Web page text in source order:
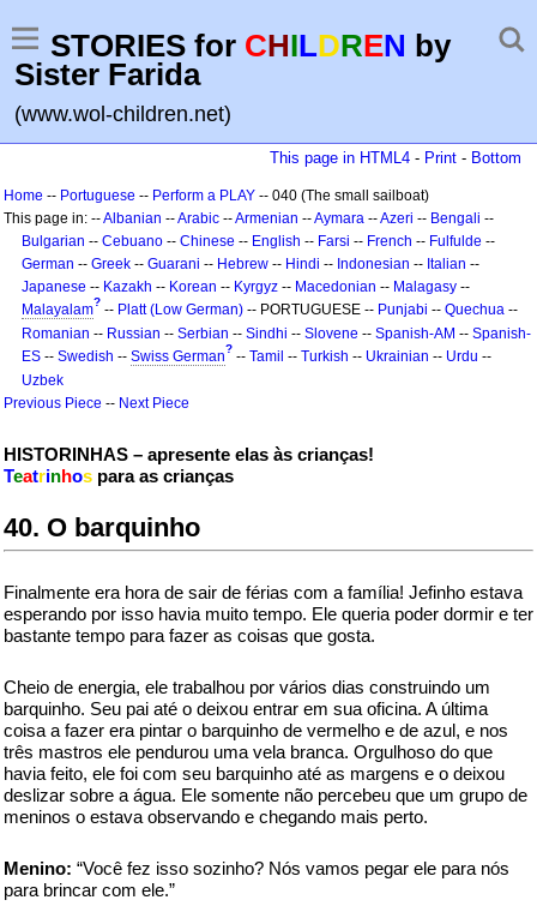
STORIES for CHILDREN by
Sister Farida
(www.wol-children.net)
This page in HTML4 - Print - Bottom
Home -- Portuguese -- Perform a PLAY -- 040 (The small sailboat)
This page in: --Albanian --Arabic --Armenian --Aymara --Azeri -- Bengali --
Bulgarian -- Cebuano -- Chinese -- English -- Farsi -- French -- Fulfulde --
German -- Greek -- Guarani -- Hebrew -- Hindi -- Indonesian -- Italian --
Japanese -- Kazakh -- Korean -- Kyrgyz -- Macedonian -- Malagasy --
Malayalam? -- Platt (Low German) -- PORTUGUESE -- Punjabi -- Quechua --
Romanian -- Russian -- Serbian -- Sindhi -- Slovene -- Spanish-AM -- Spanish-
ES -- Swedish -- Swiss German? -- Tamil -- Turkish -- Ukrainian -- Urdu --
Uzbek
Previous Piece -- Next Piece
HISTORINHAS – apresente elas às crianças!
Teatrinhos para as crianças
40. O barquinho
Finalmente era hora de sair de férias com a família! Jefinho estava
esperando por isso havia muito tempo. Ele queria poder dormir e ter
bastante tempo para fazer as coisas que gosta.
Cheio de energia, ele trabalhou por vários dias construindo um
barquinho. Seu pai até o deixou entrar em sua oficina. A última
coisa a fazer era pintar o barquinho de vermelho e de azul, e nos
três mastros ele pendurou uma vela branca. Orgulhoso do que
havia feito, ele foi com seu barquinho até as margens e o deixou
deslizar sobre a água. Ele somente não percebeu que um grupo de
meninos o estava observando e chegando mais perto.
Menino: “Você fez isso sozinho? Nós vamos pegar ele para nós
para brincar com ele.”